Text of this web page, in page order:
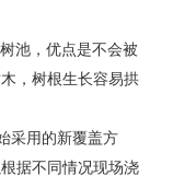
池，优点是不会被
，树根生长容易拱
采用的新覆盖方
据不同情况现场浇